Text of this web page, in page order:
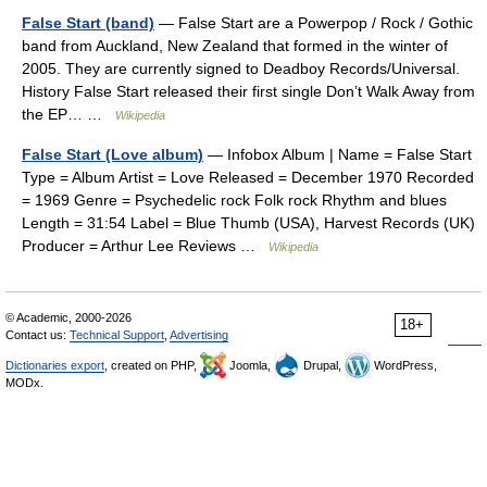
False Start (band) — False Start are a Powerpop / Rock / Gothic
band from Auckland, New Zealand that formed in the winter of
2005. They are currently signed to Deadboy Records/Universal.
History False Start released their first single Don’t Walk Away from
the EP… …
Wikipedia
False Start (Love album) — Infobox Album | Name = False Start
Type = Album Artist = Love Released = December 1970 Recorded
= 1969 Genre = Psychedelic rock Folk rock Rhythm and blues
Length = 31:54 Label = Blue Thumb (USA), Harvest Records (UK)
Producer = Arthur Lee Reviews …
Wikipedia
18+
© Academic, 2000-2026
Contact us: Technical Support Advertising
Dictionaries export , created on PHP, Joomla, Drupal,
WordPress,
MODx.